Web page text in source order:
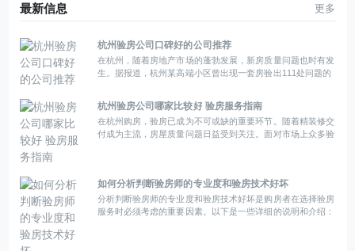
最新信息 更多
杭州验房公司口碑好的公司推荐
在杭州，随着房地产市场的蓬勃发展，新房质量问题也时有发
生。据报道，杭州某高端小区曾出现一套房验出111处问题的
杭州验房公司哪家比较好 验房服务指南
在杭州购房，验房已成为不可或缺的重要环节。随着精装修交
付成为主流，房屋质量问题日益受到关注。面对市场上众多验
如何分析判断验房师的专业度和验房技术好坏
分析判断验房师的专业度和验房技术好坏是购房者在选择验房
服务时必须考虑的重要因素。以下是一些详细的说明和介绍：